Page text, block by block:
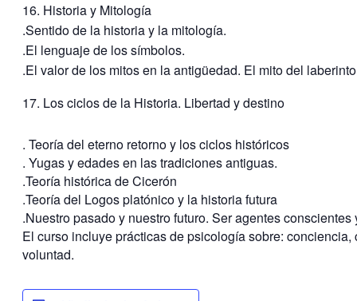
16. Historia y Mitología
.Sentido de la historia y la mitología.
.El lenguaje de los símbolos.
.El valor de los mitos en la antigüedad. El mito del
17. Los ciclos de la Historia. Libertad y destino
. Teoría del eterno retorno y los ciclos históricos
. Yugas y edades en las tradiciones antiguas.
.Teoría histórica de Cicerón
.Teoría del Logos platónico y la historia futura
.Nuestro pasado y nuestro futuro. Ser agentes
El curso incluye prácticas de psicología sobre:
voluntad.